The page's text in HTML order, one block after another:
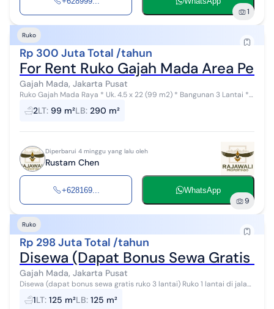
1
Ruko
Rp 300 Juta Total /tahun
For Rent Ruko Gajah Mada Area
Gajah Mada, Jakarta Pusat
Ruko Gajah Mada Raya * Uk. 4.5 x 22 (99 m2) * Bangunan 3 Lantai *
Sertifikat SHM * Harga Sewa Diangka Rp. 300 juta/tahun (nego)
Sewa Ruko Gajah M...
2LT: 99 m²LB: 290 m²
Diperbarui 4 minggu yang lalu oleh
Rustam Chen
+628169... WhatsApp
9
Ruko
Rp 298 Juta Total /tahun
Disewa (Dapat Bonus Sewa Gratis
Gajah Mada, Jakarta Pusat
Disewa (dapat bonus sewa gratis ruko 3 lantai) Ruko 1 lantai di jalan
gajah Mada Ruko tembus 2 jalan (Gajah Mada dan kejayaan) 5 x 25
m2 Cocok ...
1LT: 125 m²LB: 125 m²